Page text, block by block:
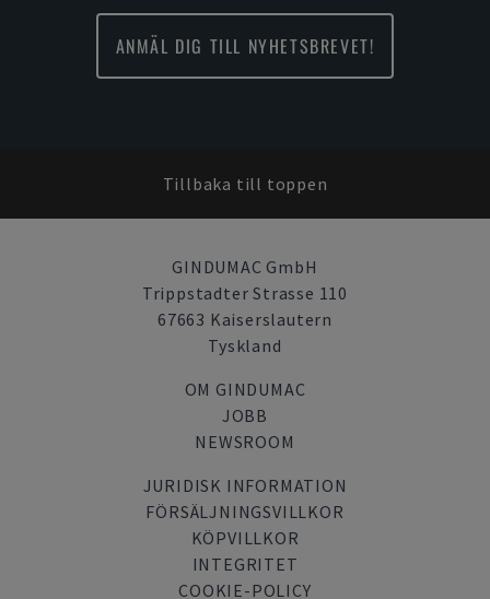
ANMÄL DIG TILL NYHETSBREVET!
Tillbaka till toppen
GINDUMAC GmbH
Trippstadter Strasse 110
67663 Kaiserslautern
Tyskland
OM GINDUMAC
JOBB
NEWSROOM
JURIDISK INFORMATION
FÖRSÄLJNINGSVILLKOR
KÖPVILLKOR
INTEGRITET
COOKIE-POLICY